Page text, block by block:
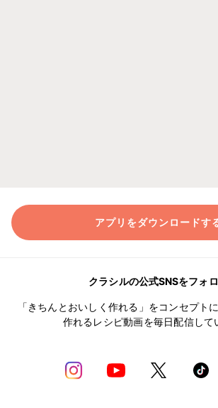
アプリをダウンロードす
クラシルの公式SNSをフォ
「きちんとおいしく作れる」をコンセプト
作れるレシピ動画を毎日配信して